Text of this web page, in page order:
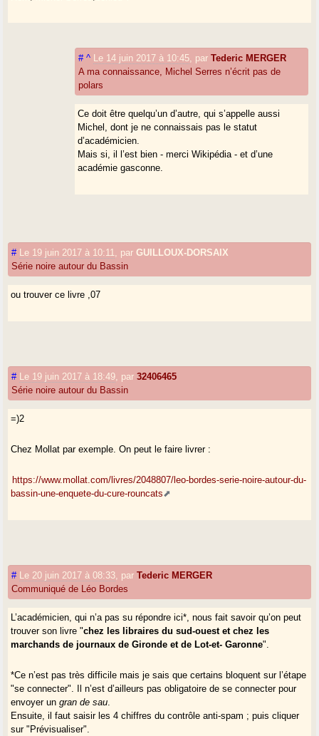
# ^ Le 14 juin 2017 à 10:45 parTederic MERGER
A ma connaissance, Michel Serres n’écrit pas de
polars
Ce doit être quelqu’un d’autre, qui s’appelle aussi
Michel, dont je ne connaissais pas le statut
d’académicien.
Mais si, il l’est bien - merci Wikipédia - et d’une
académie gasconne.
# Le 19 juin 2017 à 10:11 parGUILLOUX-DORSAIX
Série noire autour du Bassin
ou trouver ce livre ,07
# Le 19 juin 2017 à 18:49 par32406465
Série noire autour du Bassin
=)2
Chez Mollat par exemple. On peut le faire livrer :
https://www.mollat.com/livres/2048807/leo-bordes-serie-noire-autour-du-
bassin-une-enquete-du-cure-rouncats
# Le 20 juin 2017 à 08:33 parTederic MERGER
Communiqué de Léo Bordes
L’académicien, qui n’a pas su répondre ici*, nous fait savoir qu’on peut
trouver son livre "chez les libraires du sud-ouest et chez les
marchands de journaux de Gironde et de Lot-et- Garonne".
*Ce n’est pas très difficile mais je sais que certains bloquent sur l’étape
"se connecter". Il n’est d’ailleurs pas obligatoire de se connecter pour
envoyer ungran de sau
Ensuite, il faut saisir les 4 chiffres du contrôle anti-spam ; puis cliquer
sur "Prévisualiser".